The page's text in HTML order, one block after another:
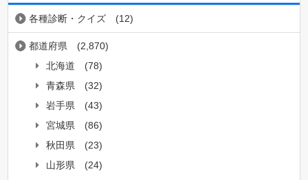
各種診断・クイズ (12)
都道府県
(2,870)
北海道
(78)
青森県
(32)
岩手県
(43)
宮城県
(86)
秋田県
(23)
山形県
(24)